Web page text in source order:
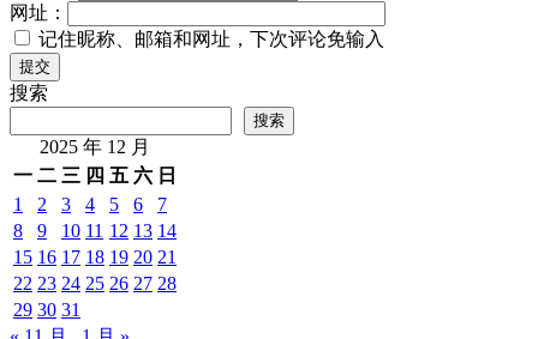
网址：
记住昵称、邮箱和网址，下次评论免输入
提交
搜索
搜索
2025 年 12 月
一 二 三 四 五 六 日
1
2 3 4 5 6
7
8
9 10 11 12 13 14
15 16 17 18 19 20 21
22 23 24 25 26 27 28
29 30 31